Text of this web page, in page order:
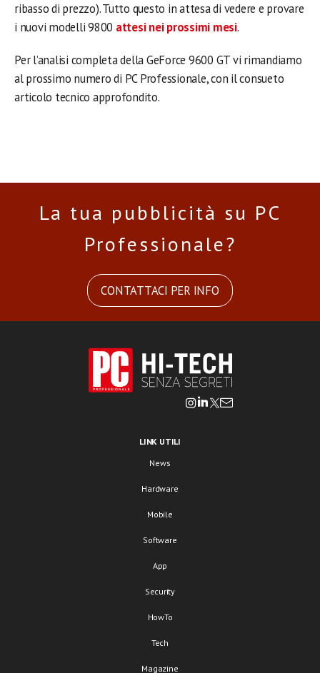
ribasso di prezzo). Tutto questo in attesa di vedere e provare
i nuovi modelli 9800 attesi nei prossimi mesi.
Per l’analisi completa della GeForce 9600 GT vi rimandiamo
al prossimo numero di PC Professionale, con il consueto
articolo tecnico approfondito.
La tua pubblicità su PC
Professionale?
CONTATTACI PER INFO
LINK UTILI
News
Hardware
Mobile
Software
App
Security
HowTo
Tech
Magazine